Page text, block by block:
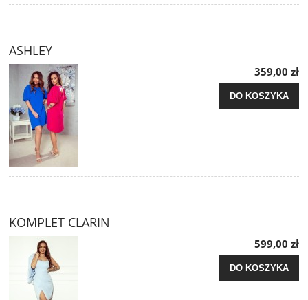
ASHLEY
359,00 zł
DO KOSZYKA
KOMPLET CLARIN
599,00 zł
DO KOSZYKA